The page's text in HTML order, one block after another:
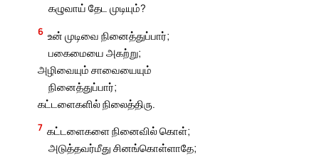
கழுவாய் தேட முடியும்?
6 உன் முடிவை நினைத்துப்பார்;
பகைமையை அகற்று;
அழிவையும் சாவையையும்
நினைத்துப்பார்;
கட்டளைகளில் நிலைத்திரு.
7 கட்டளைகளை நினைவில் கொள்;
அடுத்தவர்மீது சினங்கொள்ளாதே;